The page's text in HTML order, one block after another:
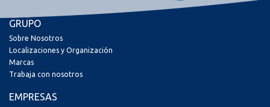
GRUPO
Sobre Nosotros
Localizaciones y Organización
Marcas
Trabaja con nosotros
EMPRESAS